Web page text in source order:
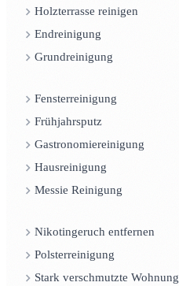
Holzterrasse reinigen
Endreinigung
Grundreinigung
Fensterreinigung
Frühjahrsputz
Gastronomiereinigung
Hausreinigung
Messie Reinigung
Nikotingeruch entfernen
Polsterreinigung
Stark verschmutzte Wohnung